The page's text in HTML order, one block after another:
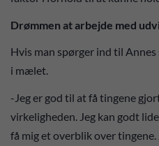
Drømmen at arbejde med
Hvis man spørger ind til
i mælet.
-Jeg er god til at få tingene
virkeligheden. Jeg kan godt
få mig et overblik over tingene.